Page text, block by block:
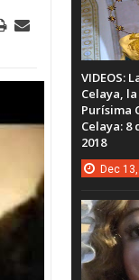
VIDEOS:
Celaya,
Purísima
Celaya:
2018
Dec 13,